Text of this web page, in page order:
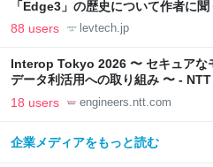
「Edge3」の歴史について作者に
LAB
88 users levtech.jp
Interop Tokyo 2026 〜 セキュアな
データ利活用への取り組み 〜 -
Engineers' Blog
18 users engineers.ntt.com
企業メディアをもっと読む